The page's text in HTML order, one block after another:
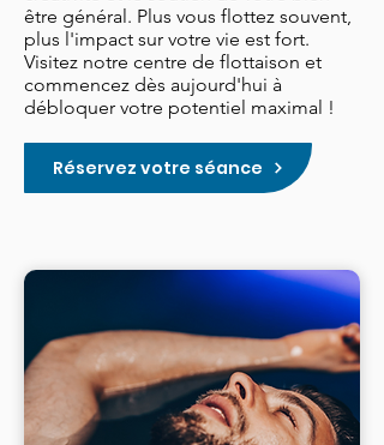
être général. Plus vous flottez souvent,
plus l'impact sur votre vie est fort.
Visitez notre centre de flottaison et
commencez dès aujourd'hui à
débloquer votre potentiel maximal !
Réservez votre séance